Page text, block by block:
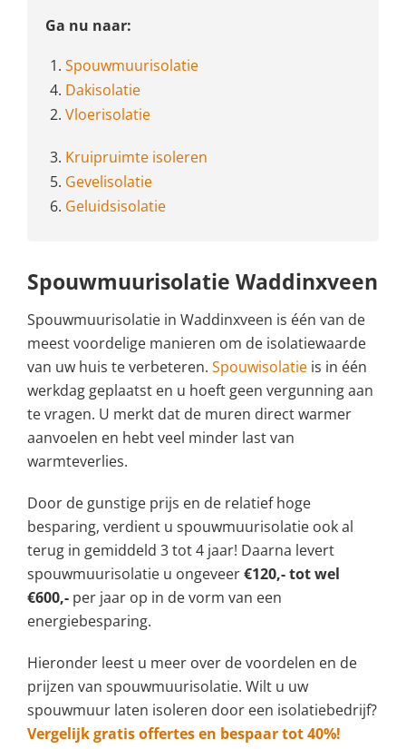
Ga nu naar:
1. Spouwmuurisolatie
4. Dakisolatie
2. Vloerisolatie
3. Kruipruimte isoleren
5. Gevelisolatie
6. Geluidsisolatie
Spouwmuurisolatie Waddinxveen
Spouwmuurisolatie in Waddinxveen is één van de
meest voordelige manieren om de isolatiewaarde
van uw huis te verbeteren. Spouwisolatie is in één
werkdag geplaatst en u hoeft geen vergunning aan
te vragen. U merkt dat de muren direct warmer
aanvoelen en hebt veel minder last van
warmteverlies.
Door de gunstige prijs en de relatief hoge
besparing, verdient u spouwmuurisolatie ook al
terug in gemiddeld 3 tot 4 jaar! Daarna levert
spouwmuurisolatie u ongeveer€120,- tot wel
€600,- per jaar op in de vorm van een
energiebesparing.
Hieronder leest u meer over de voordelen en de
prijzen van spouwmuurisolatie. Wilt u uw
spouwmuur laten isoleren door een isolatiebedrijf?
Vergelijk gratis offertes en bespaar tot 40%!